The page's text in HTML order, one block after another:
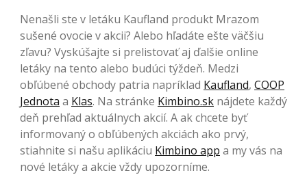
Nenašli ste v letáku Kaufland produkt Mrazom
sušené ovocie v akcii? Alebo hľadáte ešte väčšiu
zľavu? Vyskúšajte si prelistovať aj ďalšie online
letáky na tento alebo budúci týždeň. Medzi
obľúbené obchody patria napríklad Kaufland, COOP
Jednota a Klas. Na stránke Kimbino.sk nájdete každý
deň prehľad aktuálnych akcií. A ak chcete byť
informovaný o obľúbených akciách ako prvý,
stiahnite si našu aplikáciu Kimbino app a my vás na
nové letáky a akcie vždy upozorníme.